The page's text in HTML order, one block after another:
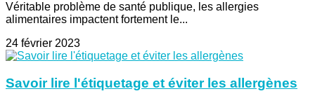
Véritable problème de santé publique, les allergies
alimentaires impactent fortement le...
24 février 2023
Savoir lire l'étiquetage et éviter les allergènes